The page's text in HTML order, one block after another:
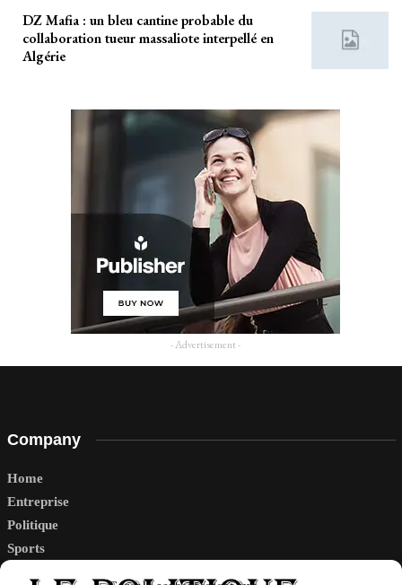
DZ Mafia : un bleu cantine probable du
collaboration tueur massaliote interpellé en
Algérie
- Advertisement -
Company
Home
Entreprise
Politique
Sports